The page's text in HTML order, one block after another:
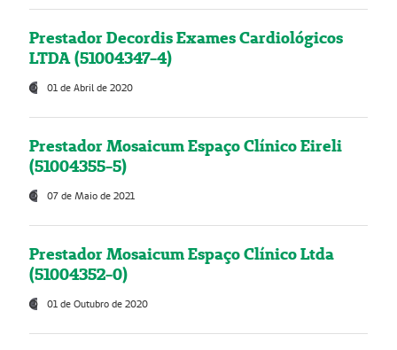
Prestador Decordis Exames Cardiológicos
LTDA (51004347-4)
01 de Abril de 2020
Prestador Mosaicum Espaço Clínico Eireli
(51004355-5)
07 de Maio de 2021
Prestador Mosaicum Espaço Clínico Ltda
(51004352-0)
01 de Outubro de 2020